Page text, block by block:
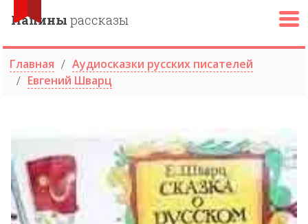
Папины рассказы
Главная
Аудиосказки русских писателей
Евгений Шварц